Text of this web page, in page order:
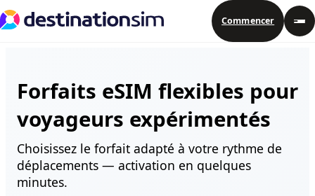
Commencer
Forfaits eSIM flexibles pour
voyageurs expérimentés
Choisissez le forfait adapté à votre rythme de
déplacements — activation en quelques
minutes.